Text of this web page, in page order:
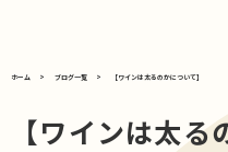
ホーム ブログ一覧 【ワインは太るのかについて】
【ワインは太る